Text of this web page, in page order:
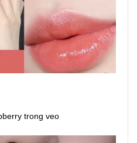
trong veo